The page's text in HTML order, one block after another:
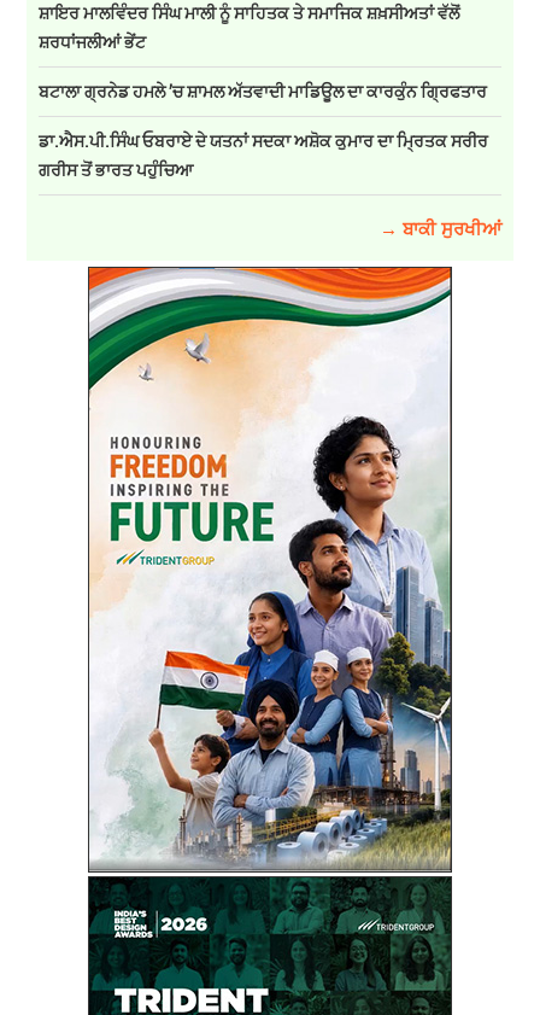
ਸ਼ਾਇਰ ਮਾਲਵਿੰਦਰ ਸਿੰਘ ਮਾਲੀ ਨੂੰ ਸਾਹਿਤਕ ਤੇ ਸਮਾਜਿਕ ਸ਼ਖ਼ਸੀਅਤਾਂ ਵੱਲੋਂ
ਸ਼ਰਧਾਂਜਲੀਆਂ ਭੇਂਟ
ਬਟਾਲਾ ਗ੍ਰਨੇਡ ਹਮਲੇ ’ਚ ਸ਼ਾਮਲ ਅੱਤਵਾਦੀ ਮਾਡਿਊਲ ਦਾ ਕਾਰਕੁੰਨ ਗ੍ਰਿਫਤਾਰ
ਡਾ.ਐਸ.ਪੀ.ਸਿੰਘ ਓਬਰਾਏ ਦੇ ਯਤਨਾਂ ਸਦਕਾ ਅਸ਼ੋਕ ਕੁਮਾਰ ਦਾ ਮ੍ਰਿਤਕ ਸਰੀਰ
ਗਰੀਸ ਤੋਂ ਭਾਰਤ ਪਹੁੰਚਿਆ
→ ਬਾਕੀ ਸੁਰਖੀਆਂ